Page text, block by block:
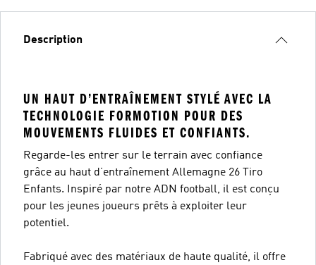
Description
UN HAUT D’ENTRAÎNEMENT STYLÉ AVEC LA
TECHNOLOGIE FORMOTION POUR DES
MOUVEMENTS FLUIDES ET CONFIANTS.
Regarde-les entrer sur le terrain avec confiance
grâce au haut d’entraînement Allemagne 26 Tiro
Enfants. Inspiré par notre ADN football, il est conçu
pour les jeunes joueurs prêts à exploiter leur
potentiel.
Fabriqué avec des matériaux de haute qualité, il offre